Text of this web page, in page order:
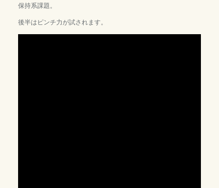
保持系課題。
後半はピンチ力が試されます。